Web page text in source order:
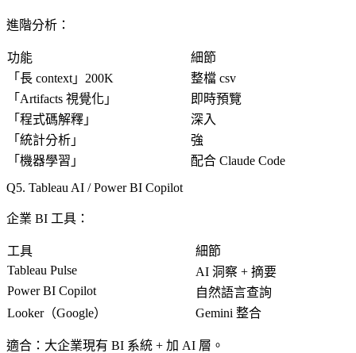
進階分析 ：
功能
細節
「 長 context 」200K
整檔 csv
「 Artifacts 視覺化 」
即時預覽
「 程式碼解釋 」
深入
「 統計分析 」
強
「 機器學習 」
配合 Claude Code
5. Tableau AI / Power BI Copilot
企業 BI 工具 ：
工具
細節
Tableau Pulse
AI 洞察 + 摘要
Power BI Copilot
自然語言查詢
Looker（Google）
Gemini 整合
適合 ：大企業現有 BI 系統 + 加 AI 層。